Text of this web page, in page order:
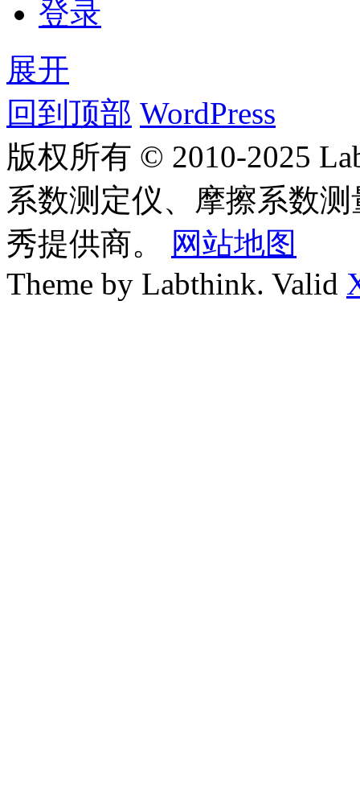
登录
展开
回到顶部 WordPress
版权所有 © 2010-2025
系数测定仪、摩擦系数
秀提供商。
网站地图
Theme by Labthink. Valid